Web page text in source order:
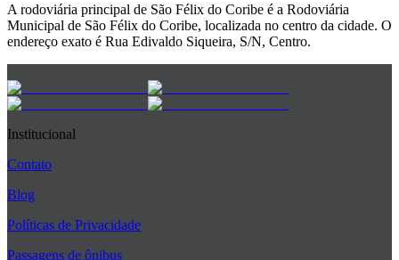
A rodoviária principal de São Félix do Coribe é a Rodoviária
Municipal de São Félix do Coribe, localizada no centro da cidade. O
endereço exato é Rua Edivaldo Siqueira, S/N, Centro.
Institucional
Contato
Blog
Políticas de Privacidade
Passagens de ônibus